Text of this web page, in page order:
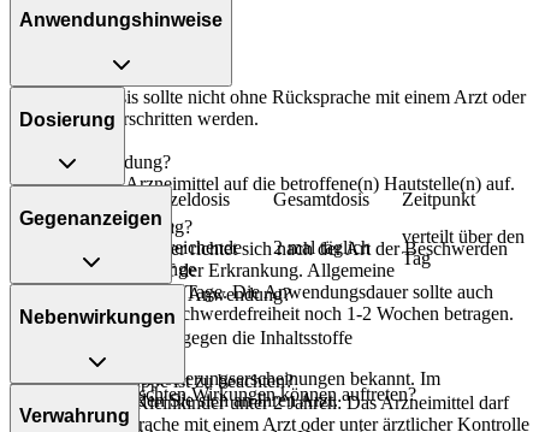
Anwendungshinweise
Die Gesamtdosis sollte nicht ohne Rücksprache mit einem Arzt oder
Apotheker überschritten werden.
Art der Anwendung?
Tragen Sie das Arzneimittel auf die betroffene(n) Hautstelle(n) auf.
Dauer der Anwendung?
Die Anwendungsdauer richtet sich nach der Art der Beschwerden
und/oder dem Verlauf der Erkrankung. Allgemeine
Behandlungsdauer: 14 Tage. Die Anwendungsdauer sollte auch
nach eingetretener Beschwerdefreiheit noch 1-2 Wochen betragen.
Überdosierung?
Es sind keine Überdosierungserscheinungen bekannt. Im
Zweifelsfall wenden Sie sich an Ihren Arzt.
Dosierung
Einzeldosis Gesamtdosis
Zeitpunkt
Altersgruppen
eine
ausreichende
Menge
2 mal täglich
verteilt über den
Tag
Gegenanzeigen
Was spricht gegen eine Anwendung?
- Überempfindlichkeit gegen die Inhaltsstoffe
Welche Altersgruppe ist zu beachten?
- Säuglinge und Kleinkinder unter 2 Jahren: Das Arzneimittel darf
nur nach Rücksprache mit einem Arzt oder unter ärztlicher Kontrolle
Nebenwirkungen
Welche unerwünschten Wirkungen können auftreten?
Verwahrung